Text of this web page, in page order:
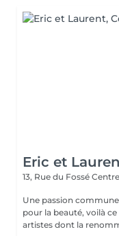
Eric et
13, Rue du Fossé
Une passion
pour la beauté, voilà
artistes dont la